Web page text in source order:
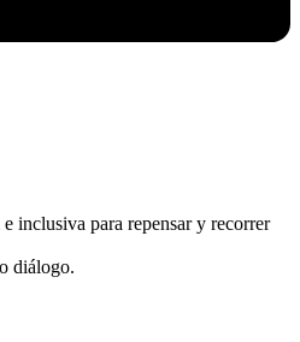
inclusiva para repensar y recorrer
diálogo.